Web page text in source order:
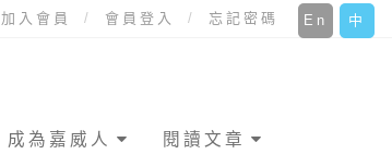
中
En
加入會員 會員登入 忘記密碼
成為嘉威人 閱讀文章